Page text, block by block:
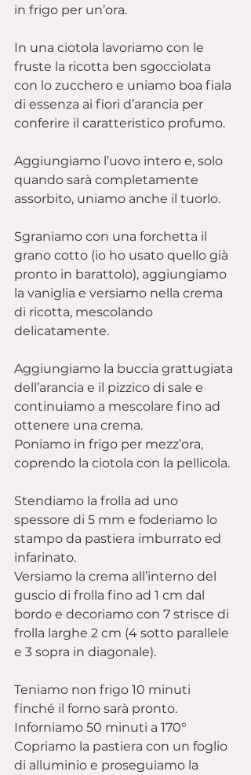
in frigo per un’ora.
In una ciotola lavoriamo con le
fruste la ricotta ben sgocciolata
con lo zucchero e uniamo boa fiala
di essenza ai fiori d’arancia per
conferire il caratteristico profumo.
Aggiungiamo l’uovo intero e, solo
quando sarà completamente
assorbito, uniamo anche il tuorlo.
Sgraniamo con una forchetta il
grano cotto (io ho usato quello già
pronto in barattolo), aggiungiamo
la vaniglia e versiamo nella crema
di ricotta, mescolando
delicatamente.
Aggiungiamo la buccia grattugiata
dell’arancia e il pizzico di sale e
continuiamo a mescolare fino ad
ottenere una crema.
Poniamo in frigo per mezz’ora,
coprendo la ciotola con la pellicola.
Stendiamo la frolla ad uno
spessore di 5 mm e foderiamo lo
stampo da pastiera imburrato ed
infarinato.
Versiamo la crema all’interno del
guscio di frolla fino ad 1 cm dal
bordo e decoriamo con 7 strisce di
frolla larghe 2 cm (4 sotto parallele
e 3 sopra in diagonale).
Teniamo non frigo 10 minuti
finché il forno sarà pronto.
Inforniamo 50 minuti a 170°
Copriamo la pastiera con un foglio
di alluminio e proseguiamo la